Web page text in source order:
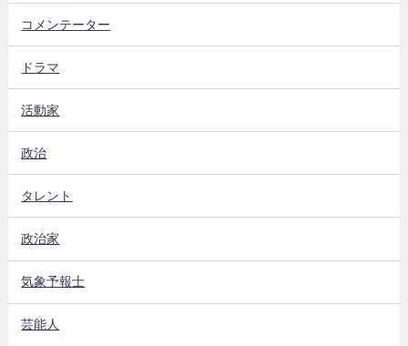
コメンテーター
ドラマ
活動家
政治
タレント
政治家
気象予報士
芸能人